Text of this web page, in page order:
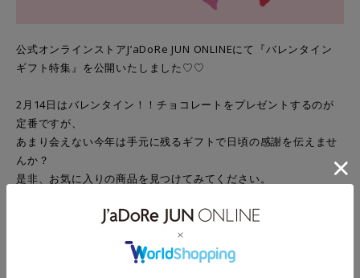
公式オンラインストアJ’aDoRe JUN ONLINEにて『バレンタイン
ギフト特集』を公開いたしました♡♡
2月14日はバレンタイン！！チョコレートをプレゼントするのが
定番ですが、
あまり会えない今年は手元に残るギフトで日頃の感謝を伝えませ
んか？
是非、お気に入りの商品を見つけてみてください。
Valentine Gift 2021はこちら
https://www.junonline.jp/news/56600